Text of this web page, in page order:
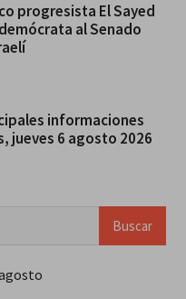
progresista El Sayed
al Senado
informaciones
jueves 6 agosto 2026